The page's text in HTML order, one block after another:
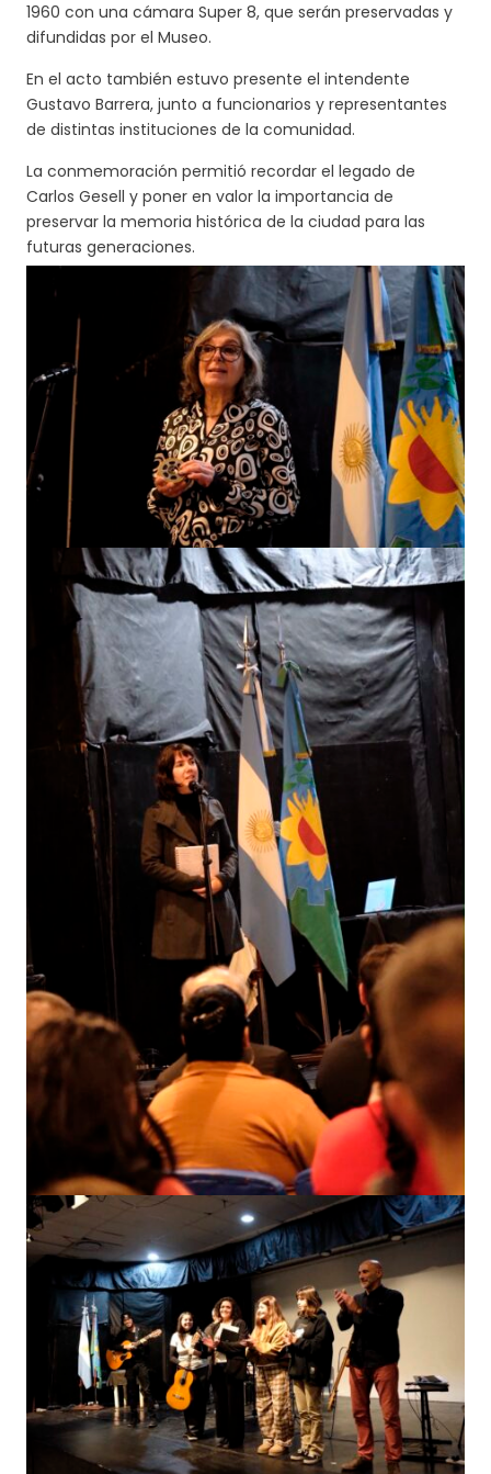
1960 con una cámara Super 8, que serán preservadas y
difundidas por el Museo.
En el acto también estuvo presente el intendente
Gustavo Barrera, junto a funcionarios y representantes
de distintas instituciones de la comunidad.
La conmemoración permitió recordar el legado de
Carlos Gesell y poner en valor la importancia de
preservar la memoria histórica de la ciudad para las
futuras generaciones.